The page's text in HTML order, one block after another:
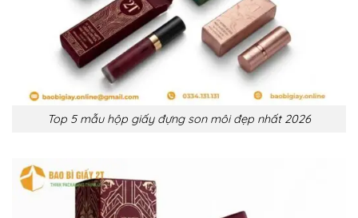
Top 5 mẫu hộp giấy đựng son môi đẹp nhất 2026